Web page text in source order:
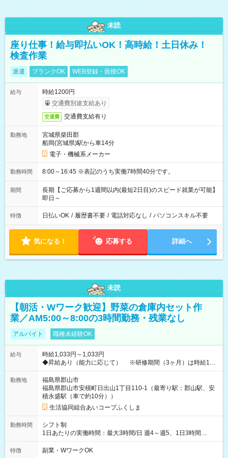
未読
座り仕事！給与即払いOK！高時給！土日休み！
検査作業
派遣 ブランクOK WEB登録・面接OK
給与
時給1200円
交通費別途支給あり
交通費 交通費支給有り
勤務地
宮城県柴田郡
船岡(宮城県)駅から車14分
電子・機械系メーカー
勤務時間 8:00～16:45 ※表記のうち実働7時間40分です。
期間
長期【ご応募から1週間以内(最短2日目)のスピード就業が可能】
即日～
特徴 日払いOK / 履歴書不要 / 電話対応なし / パソコンスキル不要
気になる！ 応募する 詳細へ
未読
【朝活・Wワーク歓迎】野菜の倉庫内セット作
業／AM5:00～8:00の3時間勤務・残業なし
アルバイト 職種未経験OK
給与
時給1,033円～1,033円
◆昇給あり（能力に応じて） ※研修期間（3ヶ月）は時給1033
円 ≪扶養内で働けます！≫ 【試用期間】試用期間あり 試用期
間の長さ：3ヶ月 雇用形態、給与は本採用時と同じです。
勤務地
福島県郡山市
福島県郡山市安積町日出山1丁目110-1（最寄り駅：郡山駅、安
積永盛駅（車で約10分））
生活協同組合あいコープふくしま
勤務時間
シフト制
1日あたりの実働時間：最大3時間/日 週4～週5、1日3時間
AM5:00～8:00 出勤日は月～金 【休日】土日、年末年始休暇、
有給休暇 WワークOK
特徴 副業・WワークOK